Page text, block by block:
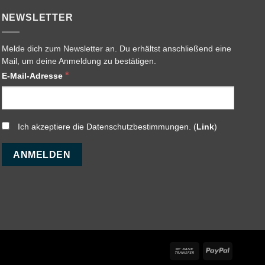
NEWSLETTER
Melde dich zum Newsletter an. Du erhältst anschließend eine
Mail, um deine Anmeldung zu bestätigen.
E-Mail-Adresse *
Ich akzeptiere die Datenschutzbestimmungen. (Link)
Bank
PayPal